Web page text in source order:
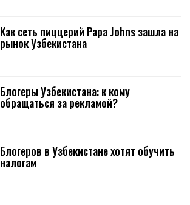
Как сеть пиццерий Papa Johns зашла на
рынок Узбекистана
Блогеры Узбекистана: к кому
обращаться за рекламой?
Блогеров в Узбекистане хотят обучить
налогам